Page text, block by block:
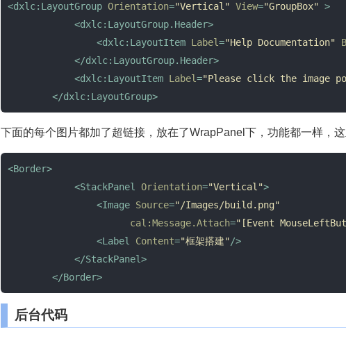
<dxlc:LayoutGroup Orientation="Vertical" View="GroupBox" >
<dxlc:LayoutGroup.Header>
<dxlc:LayoutItem Label="Help Documentation"
</dxlc:LayoutGroup.Header>
<dxlc:LayoutItem Label="Please click the image
</dxlc:LayoutGroup>
下面的每个图片都加了超链接，放在了WrapPanel下，功能都一样，
<Border>
<StackPanel Orientation="Vertical">
<Image Source="/Images/build.png"
cal:Message.Attach="[Event
<Label Content="框架搭建"/>
</StackPanel>
</Border>
后台代码